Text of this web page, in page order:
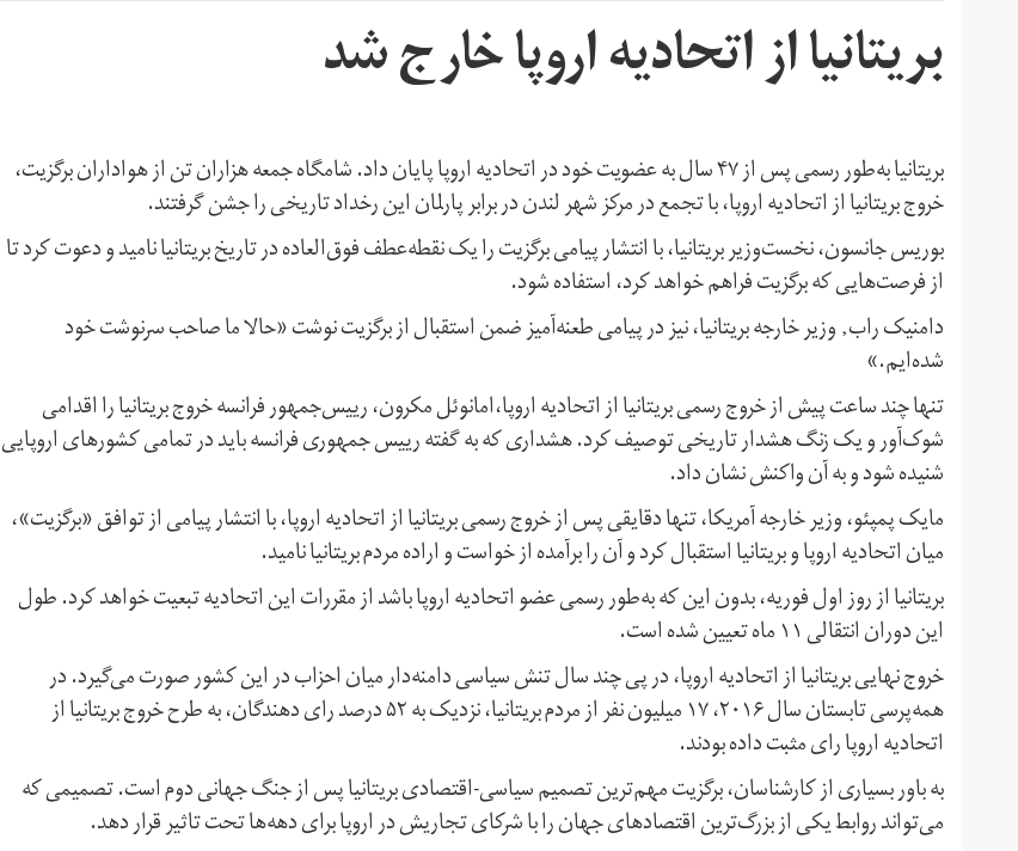
بریتانیا از اتحادیه اروپا خارج شد
بریتانیا به‌طور رسمی پس از ۴۷ سال به عضویت خود در اتحادیه اروپا پایان داد. شامگاه جمعه هزاران تن از هواداران برگزیت،
خروج بریتانیا از اتحادیه اروپا، با تجمع در مرکز شهر لندن در برابر پارلمان این رخداد تاریخی را جشن گرفتند.
بوریس جانسون، نخست‌‌وزیر بریتانیا، با انتشار پیامی برگزیت را یک نقطه‌عطف فوق‌العاده در تاریخ بریتانیا نامید و دعوت کرد تا
از فرصت‌هایی که برگزیت فراهم خواهد کرد، استفاده شود.
دامنیک راب٬ وزیر خارجه بریتانیا، نیز در پیامی طعنه‌‌‌‌آمیز ضمن استقبال از برگزیت نوشت «حالا ما صاحب سرنوشت خود
شده‌ایم.»
تنها چند ساعت پیش از خروج رسمی بریتانیا از اتحادیه اروپا،امانوئل مکرون، ريیس‌جمهور فرانسه خروج بریتانیا را اقدامی
شوک‌آور و یک زنگ هشدار تاریخی توصیف کرد. هشداری که به گفته رییس جمهوری فرانسه باید در تمامی کشورهای اروپایی
شنیده شود و به آن واکنش نشان داد.
مایک پمپئو، وزیر خارجه آمریکا، تنها دقایقی پس از خروج رسمی بریتانیا از اتحادیه اروپا، با انتشار پیامی از توافق «برگزیت»،
میان اتحادیه اروپا و بریتانیا استقبال کرد و آن را برآمده از خواست و اراده مردم بریتانیا نامید.
بریتانیا از روز اول فوریه، بدون این که به‌طور رسمی عضو اتحادیه اروپا باشد از مقررات این اتحادیه تبعیت خواهد کرد. طول
این دوران انتقالی ۱۱ ماه تعیین شده است.
خروج نهایی بریتانیا از اتحادیه اروپا، در پی چند سال تنش سیاسی دامنه‌دار میان احزاب در این کشور صورت می‌گیرد. در
همه‌پرسی تابستان سال ۲۰۱۶، ۱۷ میلیون‌ نفر از مردم بریتانیا، نزدیک به ۵۲ درصد رای‌ دهندگان، به طرح خروج بریتانیا از
اتحادیه اروپا رای مثبت داده بودند.
به باور بسیاری از کارشناسان، برگزیت مهم‌ترین تصمیم سیاسی-اقتصادی بریتانیا پس از جنگ جهانی دوم است. تصمیمی که
می‌تواند روابط یکی از بزرگ‌ترین اقتصادهای جهان را با شرکای تجاریش در اروپا برای دهه‌ها تحت تاثیر قرار دهد.